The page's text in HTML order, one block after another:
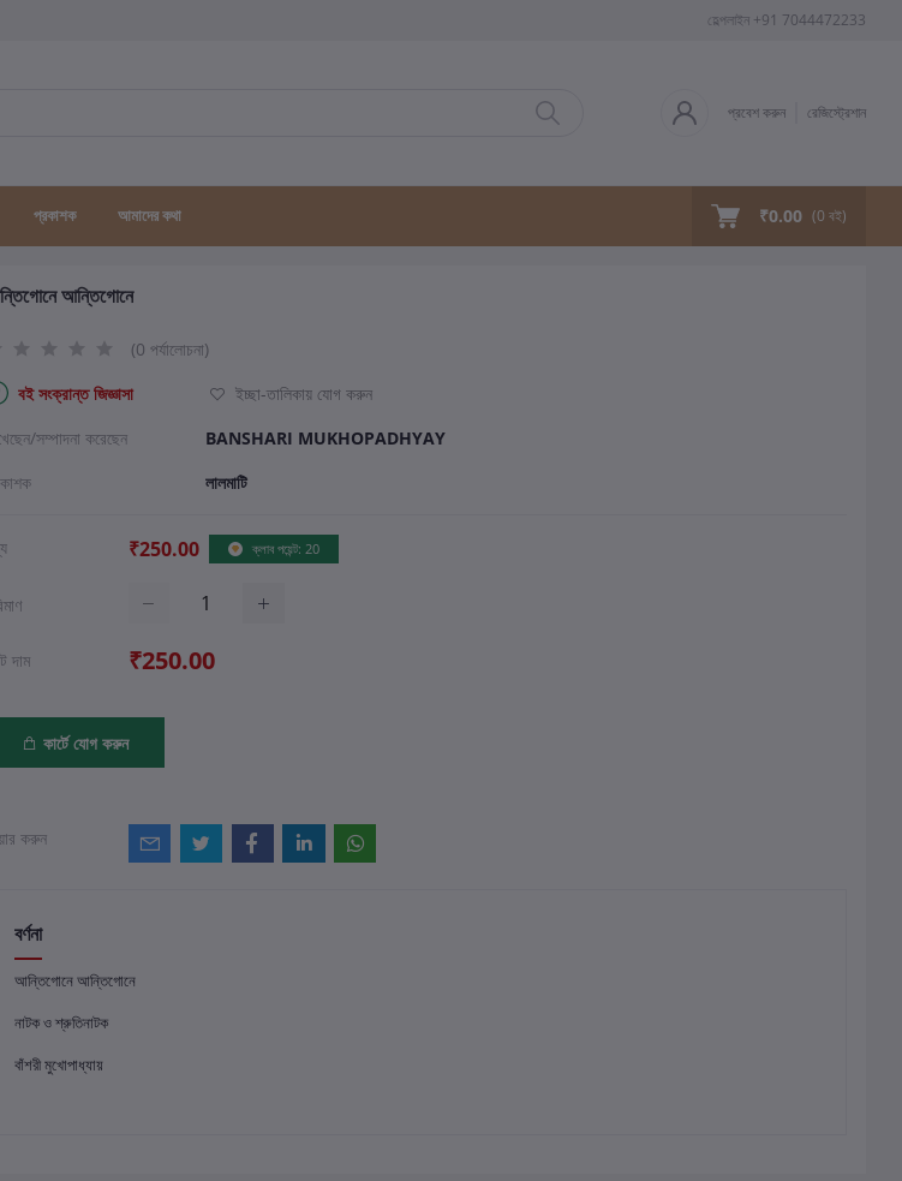
হেল্পলাইন +91 7044472233
প্রবেশ করুন রেজিস্ট্রেশান
প্রকাশক আমাদের কথা ₹0.00 (0 বই)
আন্তিগোনে
(0 পর্যালোচনা)
বই সংক্রান্ত জিজ্ঞাসা
ইচ্ছা-তালিকায় যোগ করুন
সম্পাদনা করেছেন
BANSHARI MUKHOPADHYAY
লালমাটি
₹250.00 ক্লাব পয়েন্ট: 20
দাম ₹250.00
কার্টে যোগ করুন
করুন
বর্ণনা
আন্তিগোনে আন্তিগোনে
নাটক ও শ্রুতিনাটক
বাঁশরী মুখোপাধ্যায়